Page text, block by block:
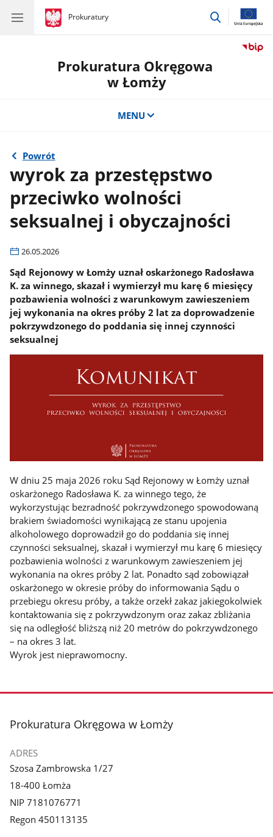
gov.pl
Prokuratury
gov.pl
Prokuratury
przejdź
Prokuratura Okręgowa
w Łomży
MENU
Powrót
wyrok za przestępstwo
przeciwko wolności
seksualnej i obyczajności
26.05.2026
Sąd Rejonowy w Łomży uznał oskarżonego Radosława
K. za winnego, skazał i wymierzył mu karę 6 miesięcy
pozbawienia wolności z warunkowym zawieszeniem
jej wykonania na okres próby 2 lat za doprowadzenie
pokrzywdzonego do poddania się innej czynności
seksualnej
W dniu 25 maja 2026 roku Sąd Rejonowy w Łomży uznał
oskarżonego Radosława K. za winnego tego, że
wykorzystując bezradność pokrzywdzonego spowodowaną
brakiem świadomości wynikającą ze stanu upojenia
alkoholowego doprowadził go do poddania się innej
czynności seksualnej, skazał i wymierzył mu karę 6 miesięcy
pozbawienia wolności z warunkowym zawieszeniem jej
wykonania na okres próby 2 lat. Ponadto sąd zobowiązał
oskarżonego w okresie próby do informowania Sądu o
przebiegu okresu próby, a także orzekł zakaz jakiegokolwiek
kontaktowania się z pokrzywdzonym oraz zakaz zbliżania
się na odległość bliższą niż 20 metrów do pokrzywdzonego
– na okres 3 lat.
Wyrok jest nieprawomocny.
stopka
Prokuratura Okręgowa w Łomży
ADRES
Szosa Zambrowska 1/27
18-400 Łomża
NIP 7181076771
Regon 450113135